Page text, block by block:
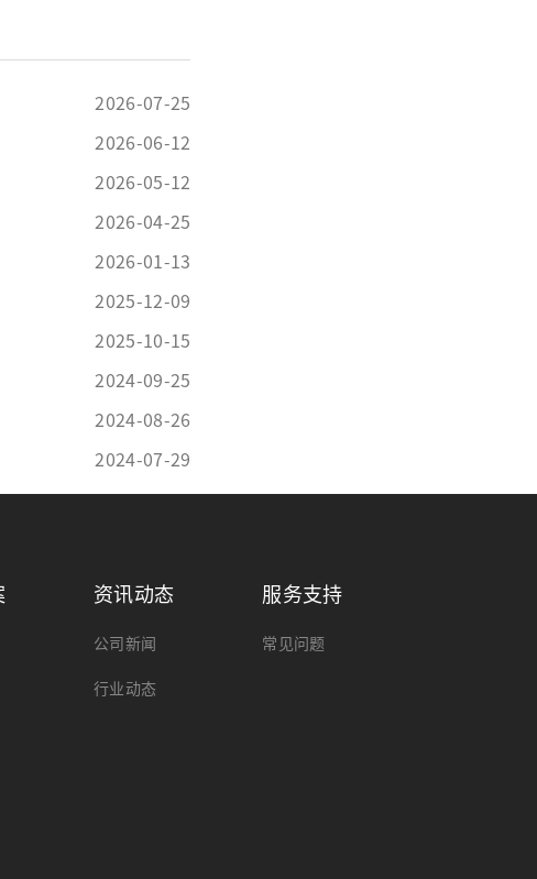
2026-07-25
2026-06-12
2026-05-12
2026-04-25
2026-01-13
2025-12-09
2025-10-15
2024-09-25
2024-08-26
2024-07-29
资讯动态
公司新闻
行业动态
服务支持
常见问题